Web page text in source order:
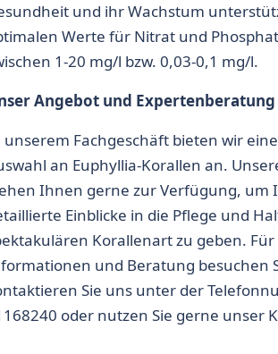
und ihr Wachstum
Werte für Nitrat und
1-20 mg/l bzw. 0,03-0,1 mg/l.
Angebot und Expertenberatung
Fachgeschäft bieten wir
an Euphyllia-Korallen an.
Ihnen gerne zur Verfügung, um
Einblicke in die Pflege und
Korallenart zu geben.
und Beratung besuchen
Sie uns unter der
oder nutzen Sie gerne unser